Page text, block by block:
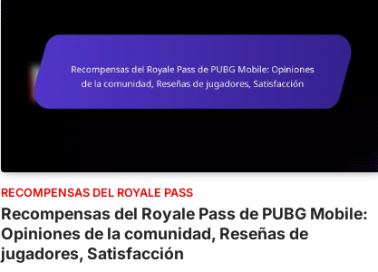
RECOMPENSAS DEL ROYALE PASS
Recompensas del Royale Pass de PUBG Mobile:
Opiniones de la comunidad, Reseñas de
jugadores, Satisfacción